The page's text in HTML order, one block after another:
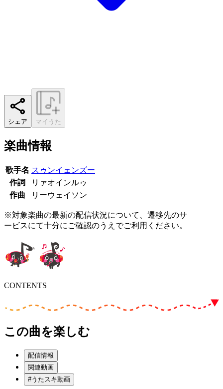
シェア マイうた
楽曲情報
歌手名 スゥンイェンズー
作詞
リァオインルゥ
作曲
リーウェイソン
※対象楽曲の最新の配信状況について、遷移先のサ
ービスにて十分にご確認のうえでご利用ください。
CONTENTS
この曲を楽しむ
配信情報
関連動画
#うたスキ動画